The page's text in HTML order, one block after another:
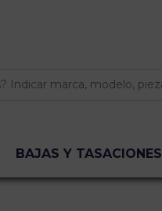
BAJAS Y TASACIONES